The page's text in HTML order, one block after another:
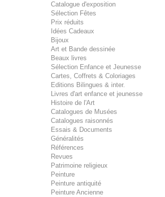
Catalogue d'exposition
Sélection Fêtes
Prix réduits
Idées Cadeaux
Bijoux
Art et Bande dessinée
Beaux livres
Sélection Enfance et Jeunesse
Cartes, Coffrets & Coloriages
Editions Bilingues & inter.
Livres d'art enfance et jeunesse
Histoire de l'Art
Catalogues de Musées
Catalogues raisonnés
Essais & Documents
Généralités
Références
Revues
Patrimoine religieux
Peinture
Peinture antiquité
Peinture Ancienne